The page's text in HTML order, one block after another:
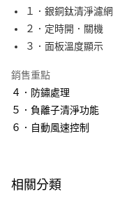
免運費１．銀銅鈦清淨濾網
２．定時開．關機
３．面板溫度顯示
銷售重點
４．防鏽處理
５．負離子清淨功能
６．自動風速控制
相關分類